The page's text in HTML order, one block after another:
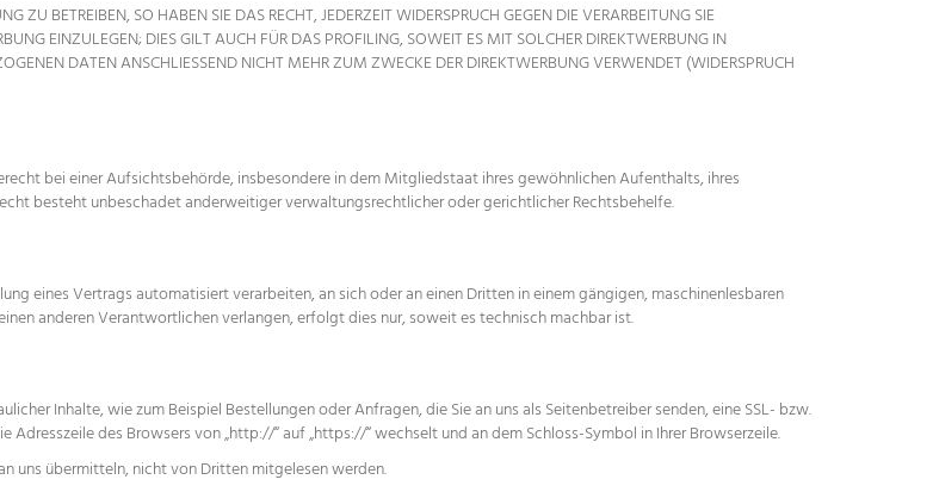
ZU BETREIBEN, SO HABEN SIE DAS RECHT, JEDERZEIT WIDERSPRUCH GEGEN DIE VERARBEITUNG SIE
EINZULEGEN; DIES GILT AUCH FÜR DAS PROFILING, SOWEIT ES MIT SOLCHER DIREKTWERBUNG IN
DATEN ANSCHLIESSEND NICHT MEHR ZUM ZWECKE DER DIREKTWERBUNG VERWENDET (WIDERSPRUCH
bei einer Aufsichtsbehörde, insbesondere in dem Mitgliedstaat ihres gewöhnlichen Aufenthalts, ihres
besteht unbeschadet anderweitiger verwaltungsrechtlicher oder gerichtlicher Rechtsbehelfe.
eines Vertrags automatisiert verarbeiten, an sich oder an einen Dritten in einem gängigen, maschinenlesbaren
anderen Verantwortlichen verlangen, erfolgt dies nur, soweit es technisch machbar ist.
Inhalte, wie zum Beispiel Bestellungen oder Anfragen, die Sie an uns als Seitenbetreiber senden, eine SSL- bzw.
Adresszeile des Browsers von „http://“ auf „https://“ wechselt und an dem Schloss-Symbol in Ihrer Browserzeile.
uns übermitteln, nicht von Dritten mitgelesen werden.